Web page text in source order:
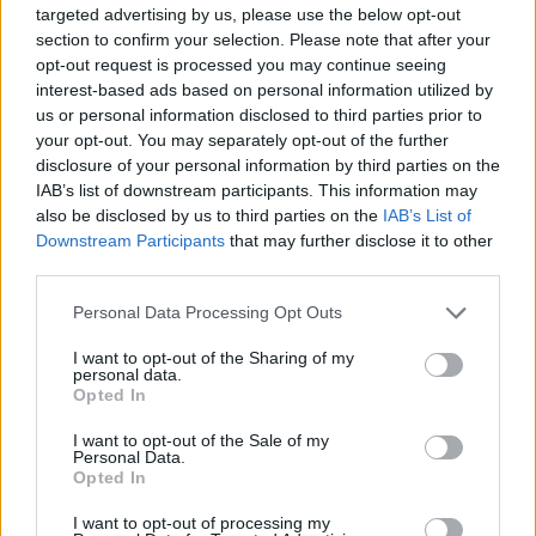
targeted advertising by us, please use the below opt-out
section to confirm your selection. Please note that after your
opt-out request is processed you may continue seeing
interest-based ads based on personal information utilized by
us or personal information disclosed to third parties prior to
your opt-out. You may separately opt-out of the further
disclosure of your personal information by third parties on the
IAB’s list of downstream participants. This information may
also be disclosed by us to third parties on the IAB’s List of
Downstream Participants that may further disclose it to other
Personal Data Processing Opt Outs
I want to opt-out of the Sharing of my
personal data.
Opted In
I want to opt-out of the Sale of my
Personal Data.
Opted In
I want to opt-out of processing my
EREDMÉNY PIAC EREDMÉNY
0 12 16
07 17
2 21 18
08
4 37 20
5 14 21
24
19 25
10
12 28
3. számolási mód:
Windows számológépébe beütve;Tudományosmódra
kell váltani azÁltalános ról!
mod 32 = 4
4. számolási mód:
Képlet Excel-ben =MARADÉK(
49645828
;32).
Bármelyik módot használhatjuk, a lényeg, hogy
vel való osztásának a maradékát.
piac-számot:
-es maradékhoz a 37-es piac tartozik.
Spoiler:
Utoljára szerkesztett: 1.12.25